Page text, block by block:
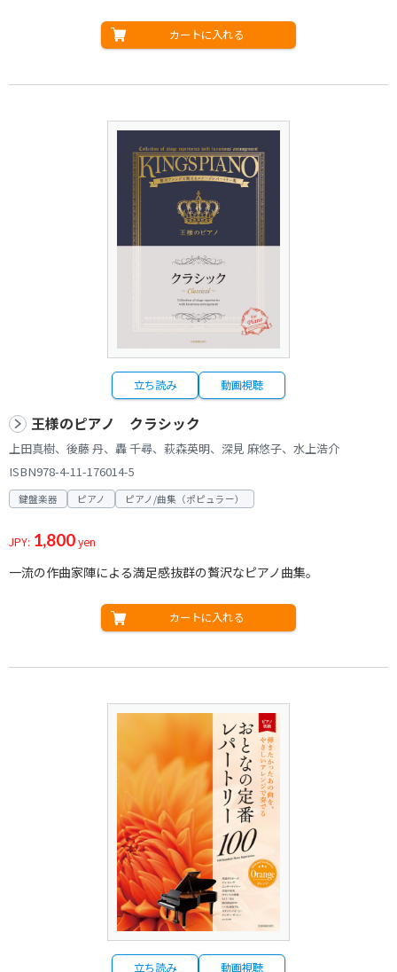
カートに入れる
立ち読み 動画視聴
王様のピアノ クラシック
上田真樹、後藤 丹、轟 千尋、萩森英明、深見 麻悠子、水上浩介
ISBN978-4-11-176014-5
鍵盤楽器 ピアノ ピアノ/曲集（ポピュラー）
JPY: 1,800yen
一流の作曲家陣による満足感抜群の贅沢なピアノ曲集。
カートに入れる
立ち読み 動画視聴